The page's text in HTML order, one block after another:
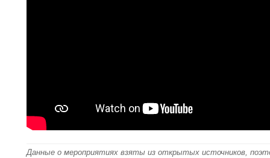
Данные о мероприятиях взяты из открытых источников,